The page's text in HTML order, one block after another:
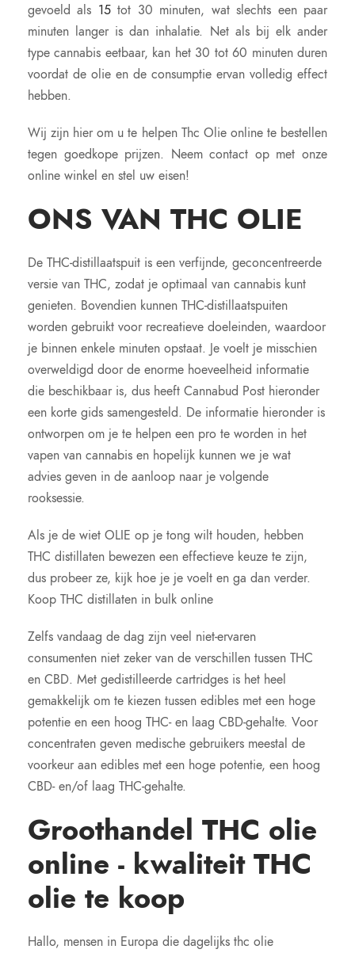
gevoeld als 15tot 30 minuten, wat slechts een paar
minuten langer is dan inhalatie. Net als bij elk ander
type cannabis eetbaar, kan het 30 tot 60 minuten duren
voordat de olie en de consumptie ervan volledig effect
hebben.
Wij zijn hier om u te helpen Thc Olie online te bestellen
tegen goedkope prijzen. Neem contact op met onze
online winkel en stel uw eisen!
ONS VAN THC OLIE
De THC-distillaatspuit is een verfijnde, geconcentreerde
versie van THC, zodat je optimaal van cannabis kunt
genieten. Bovendien kunnen THC-distillaatspuiten
worden gebruikt voor recreatieve doeleinden, waardoor
je binnen enkele minuten opstaat. Je voelt je misschien
overweldigd door de enorme hoeveelheid informatie
die beschikbaar is, dus heeft Cannabud Post hieronder
een korte gids samengesteld. De informatie hieronder is
ontworpen om je te helpen een pro te worden in het
vapen van cannabis en hopelijk kunnen we je wat
advies geven in de aanloop naar je volgende
rooksessie.
Als je de wiet OLIE op je tong wilt houden, hebben
THC distillaten bewezen een effectieve keuze te zijn,
dus probeer ze, kijk hoe je je voelt en ga dan verder.
Koop THC distillaten in bulk online
Zelfs vandaag de dag zijn veel niet-ervaren
consumenten niet zeker van de verschillen tussen THC
en CBD. Met gedistilleerde cartridges is het heel
gemakkelijk om te kiezen tussen edibles met een hoge
potentie en een hoog THC- en laag CBD-gehalte. Voor
concentraten geven medische gebruikers meestal de
voorkeur aan edibles met een hoge potentie, een hoog
CBD- en/of laag THC-gehalte.
Groothandel THC olie
online - kwaliteit THC
olie te koop
Hallo, mensen in Europa die dagelijks thc olie